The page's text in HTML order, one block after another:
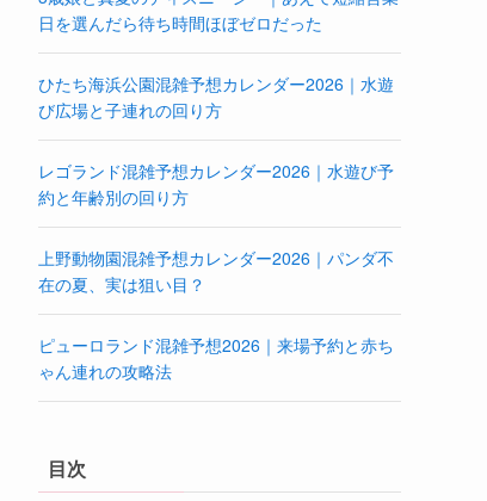
日を選んだら待ち時間ほぼゼロだった
ひたち海浜公園混雑予想カレンダー2026｜水遊
び広場と子連れの回り方
レゴランド混雑予想カレンダー2026｜水遊び予
約と年齢別の回り方
上野動物園混雑予想カレンダー2026｜パンダ不
在の夏、実は狙い目？
ピューロランド混雑予想2026｜来場予約と赤ち
ゃん連れの攻略法
目次